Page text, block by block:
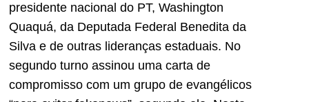
presidente nacional do PT, Washington
Quaquá, da Deputada Federal Benedita da
Silva e de outras lideranças estaduais. No
segundo turno assinou uma carta de
compromisso com um grupo de evangélicos